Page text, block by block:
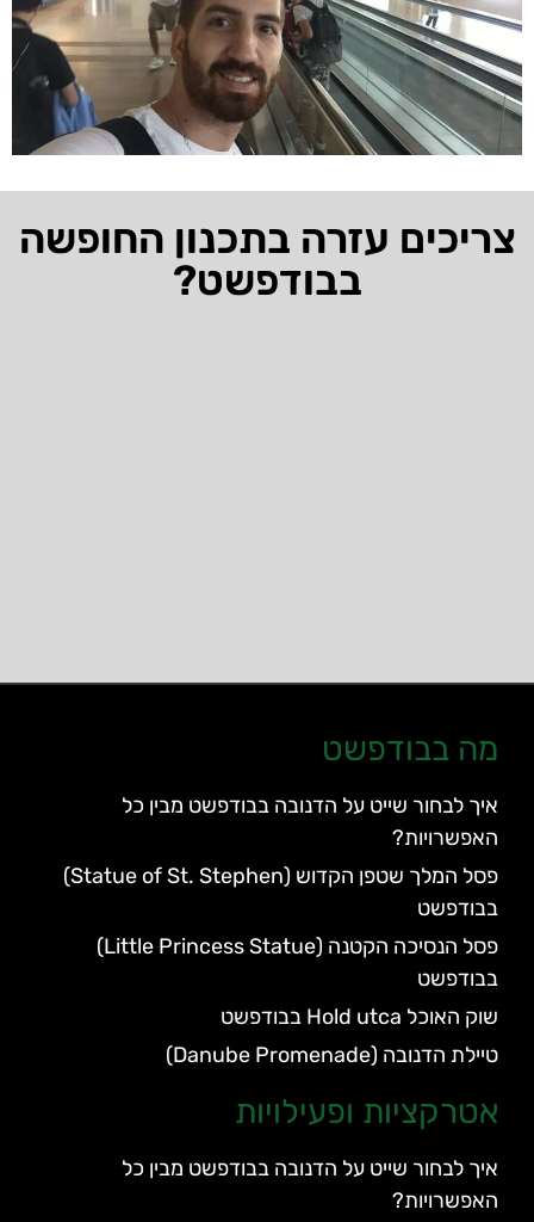
צריכים עזרה בתכנון החופשה
בבודפשט?
מה בבודפשט
איך לבחור שייט על הדנובה בבודפשט מבין כל
האפשרויות?
פסל המלך שטפן הקדוש (Statue of St. Stephen)
בבודפשט
פסל הנסיכה הקטנה (Little Princess Statue)
בבודפשט
שוק האוכל Hold utca בבודפשט
טיילת הדנובה (Danube Promenade)
אטרקציות ופעילויות
איך לבחור שייט על הדנובה בבודפשט מבין כל
האפשרויות?